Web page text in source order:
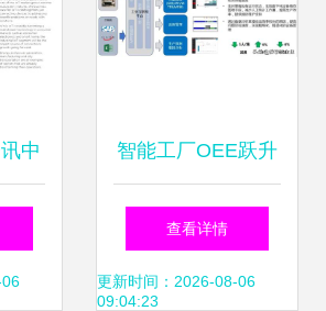
中
开
网
智能工厂OEE跃升
之路 从83%到92%
的互联网数据服务
查看详情
更新时间：2026-08-06
09:04:23